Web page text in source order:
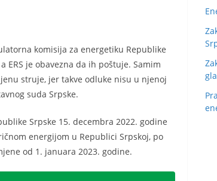
komisija za energetiku Republike
je obavezna da ih poštuje. Samim
struje, jer takve odluke nisu u njenoj
suda Srpske.
Srpske 15. decembra 2022. godine
energijom u Republici Srpskoj, po
od 1. januara 2023. godine.